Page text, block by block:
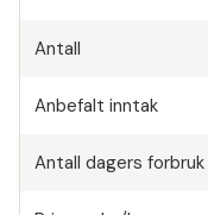
Antall
Anbefalt inntak
Antall dagers forbruk